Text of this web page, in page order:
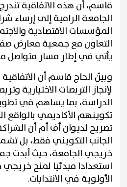
قاسم، أن هذه الاتفاقية
الجامعة الرامية إلى إرساء
المؤسسات الاقتصادية
التعاون مع جمعية معارض
يأتي في إطار مسار متواصل
وبيّن الحاج قاسم أن
لإنجاز التربصات الاختيارية
الدراسة، بما يساهم في
تكوينهم الأكاديمي
تصريح لديوان أف أم أن
الجانب التكويني فقط، بل
خريجي الجامعة، حيث أبدت
استعدادا مبدئيا لمنح
الأولوية في الانتدابات.